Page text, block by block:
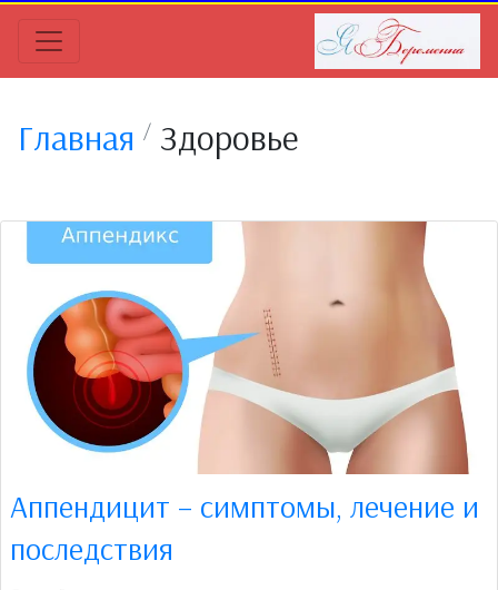
Главная Здоровье
Аппендицит – симптомы, лечение и
последствия